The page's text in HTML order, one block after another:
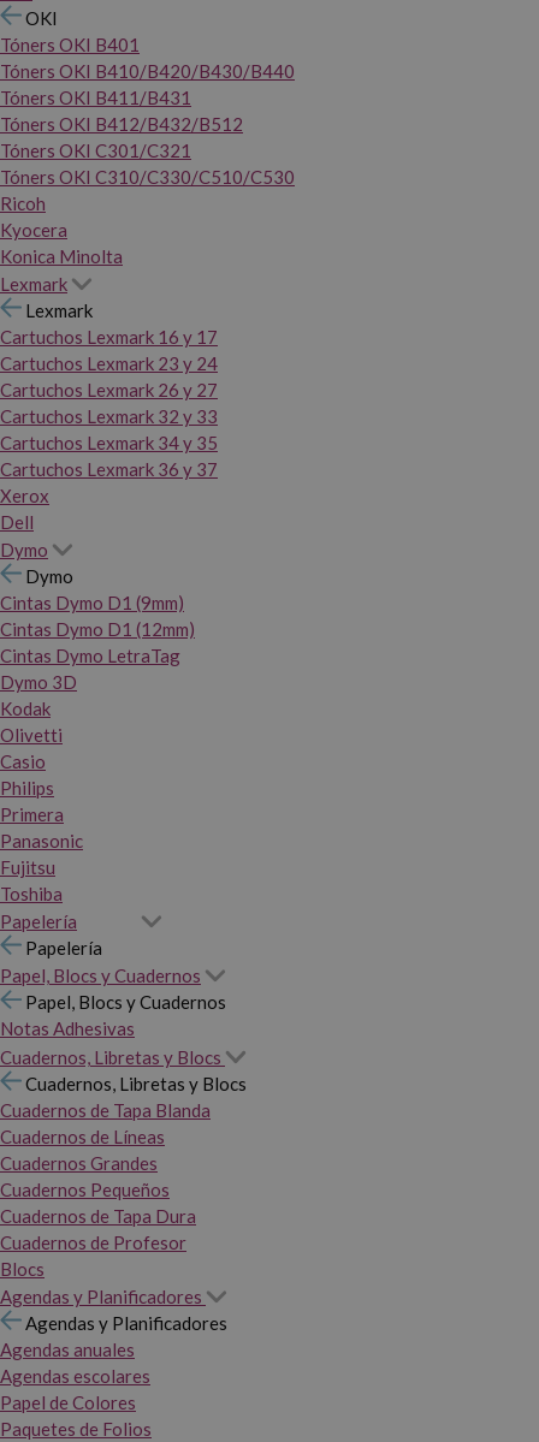
OKI
Tóners OKI B401
Tóners OKI B410/B420/B430/B440
Tóners OKI B411/B431
Tóners OKI B412/B432/B512
Tóners OKI C301/C321
Tóners OKI C310/C330/C510/C530
Ricoh
Kyocera
Konica Minolta
Lexmark
Lexmark
Cartuchos Lexmark 16 y 17
Cartuchos Lexmark 23 y 24
Cartuchos Lexmark 26 y 27
Cartuchos Lexmark 32 y 33
Cartuchos Lexmark 34 y 35
Cartuchos Lexmark 36 y 37
Xerox
Dell
Dymo
Dymo
Cintas Dymo D1 (9mm)
Cintas Dymo D1 (12mm)
Cintas Dymo LetraTag
Dymo 3D
Kodak
Olivetti
Casio
Philips
Primera
Panasonic
Fujitsu
Toshiba
Papelería
Papelería
Papel, Blocs y Cuadernos
Papel, Blocs y Cuadernos
Notas Adhesivas
Cuadernos, Libretas y Blocs
Cuadernos, Libretas y Blocs
Cuadernos de Tapa Blanda
Cuadernos de Líneas
Cuadernos Grandes
Cuadernos Pequeños
Cuadernos de Tapa Dura
Cuadernos de Profesor
Blocs
Agendas y Planificadores
Agendas y Planificadores
Agendas anuales
Agendas escolares
Papel de Colores
Paquetes de Folios